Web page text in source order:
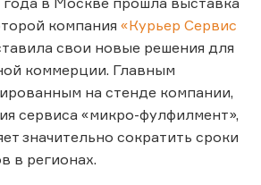
компания «Курьер Сервис
свои новые решения для
коммерции. Главным
на стенде компании,
сервиса «микро-фулфилмент»,
значительно сократить сроки
в регионах.